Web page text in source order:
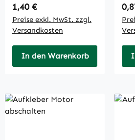
Regulärer Preis:
1,40 €
Preise exkl. MwSt. zzgl.
Versandkosten
In den Warenkorb